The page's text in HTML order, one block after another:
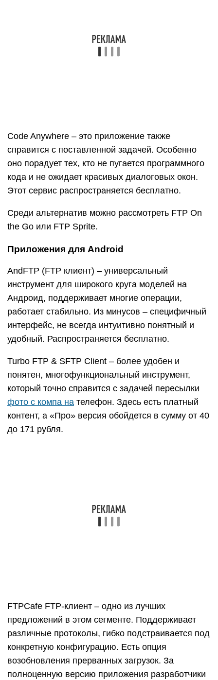
Этот сервис распространяется бесплатно.
Среди альтернатив можно рассмотреть FTP On
Андроид, поддерживает многие операции,
работает стабильно. Из минусов – специфичный
интерфейс, не всегда интуитивно понятный и
удобный. Распространяется бесплатно.
понятен, многофункциональный инструмент,
который точно справится с задачей пересылки
фото с компа нателефон. Здесь есть платный
до 171 рубля.
FTPCafe FTP-клиент – одно из лучших
предложений в этом сегменте. Поддерживает
различные протоколы, гибко подстраивается под
конкретную конфигурацию. Есть опция
полноценную версию приложения разработчики
просят 309 рублей, хотя небольшой рекламный
блок вверху не особо мешает при работе.
Если вы хотите обеспечить ситуацию, когда все
работает как положено, придется провести